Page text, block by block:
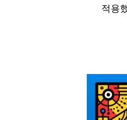
적용